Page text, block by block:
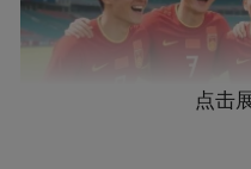
点击